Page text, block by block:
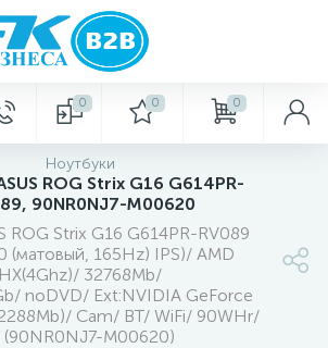
0 0 0
Ноутбуки
ROG Strix G16 G614PR-
90NR0NJ7-M00620
ROG Strix G16 G614PR-RV089
(матовый, 165Hz) IPS)/ AMD
32768Mb/
noDVD/ Ext:NVIDIA GeForce
Cam/ BT/ WiFi/ 90WHr/
(90NR0NJ7-M00620)